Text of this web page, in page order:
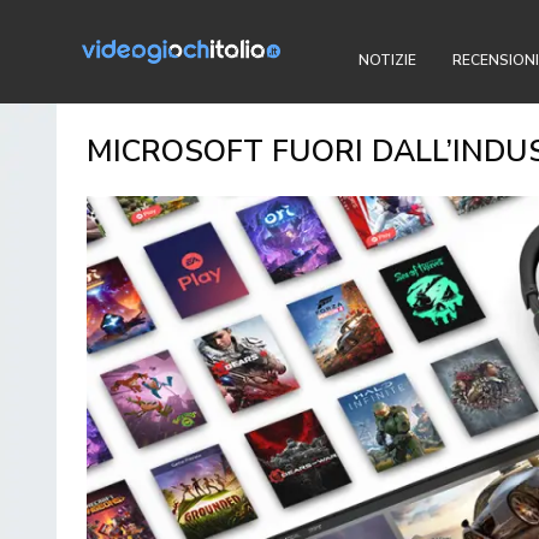
NOTIZIE RECENSIONI
MICROSOFT FUORI